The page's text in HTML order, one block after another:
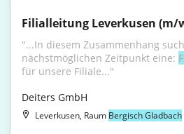
Filialleitung Leverkusen (m/
"...In diesem Zusammenhang
nächstmöglichen Zeitpunkt eine:
für unsere Filiale..."
Deiters GmbH
Leverkusen, Raum Bergisch Gladbach